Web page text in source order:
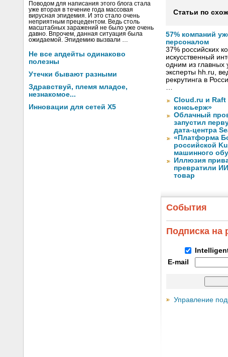
Поводом для написания этого блога стала
уже вторая в течение года массовая
вирусная эпидемия. И это стало очень
неприятным прецедентом. Ведь столь
масштабных заражений не было уже очень
давно. Впрочем, данная ситуация была
ожидаемой. Эпидемию вызвали …
Не все апдейты одинаково
полезны
Утечки бывают разными
Здравствуй, племя младое,
незнакомое...
Инновации для сетей X5
Статьи по
57% компаний
персоналом
37% российских
искусственный
одним из главных
эксперты hh.ru,
рекрутинга в
…
Cloud.ru и Raft
консьерж»
Облачный
запустил
дата-центра
«Платформа
российской
машинного
Иллюзия
превратили
товар
События
Подписка на
E-mail
Управление